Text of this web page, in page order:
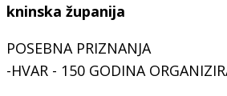
kninska županija
POSEBNA PRIZNANJA
-HVAR - 150 GODINA